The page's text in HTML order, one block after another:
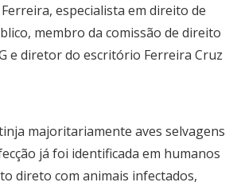
especialista em direito de
membro da comissão de direito
e diretor do escritório Ferreira Cruz
majoritariamente aves selvagens
já foi identificada em humanos
direto com animais infectados,